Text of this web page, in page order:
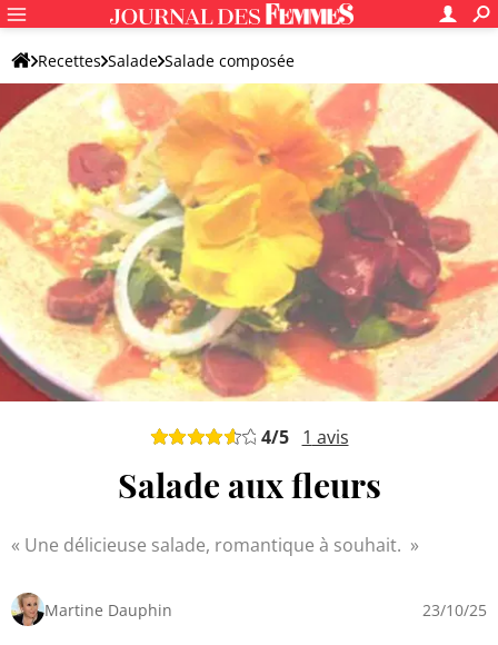
Recettes Salade Salade composée
Salade composée originale
4/5 1 avis
Salade aux fleurs
Une délicieuse salade, romantique à souhait.
Martine Dauphin 23/10/25